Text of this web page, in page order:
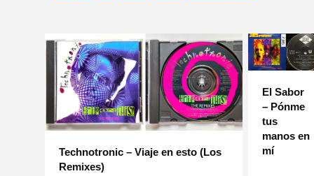
Technotronic – Viaje en esto (Los
Remixes)
El Sabor
– Pónme
tus
manos en
mí